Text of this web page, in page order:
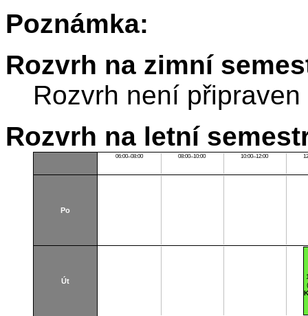
Poznámka:
Rozvrh na zimní
Rozvrh není připraven
Rozvrh na letní
06:00–08:00 08:00–10:00 10:00–12:00
Po
Út